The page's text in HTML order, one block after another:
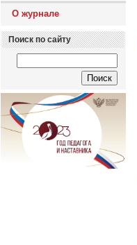
О журнале
Поиск по сайту